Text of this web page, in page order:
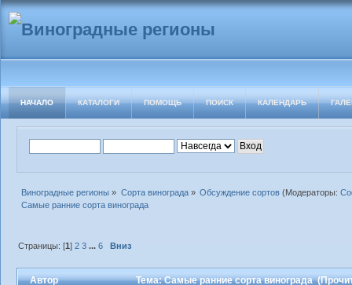
НАЧАЛО КАТАЛОГИ ПОМОЩЬ ПОИСК КАЛЕНДАРЬ
Виноградные регионы » Сорта винограда» Обсуждение сортов(Модераторы:
Самые ранние сорта винограда
Страницы: [1]2 3 ...6 Вниз
Автор Тема: Самые ранние сорта винограда